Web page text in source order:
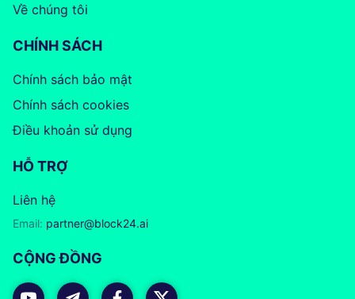
Về chúng tôi
CHÍNH SÁCH
Chính sách bảo mật
Chính sách cookies
Điều khoản sử dụng
HỖ TRỢ
Liên hệ
Email: partner@block24.ai
CỘNG ĐỒNG